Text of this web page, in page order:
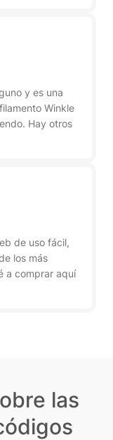
y es una
Winkle
Hay otros
de uso fácil,
los más
a comprar aquí
las